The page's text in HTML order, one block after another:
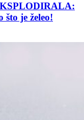
je želeo!